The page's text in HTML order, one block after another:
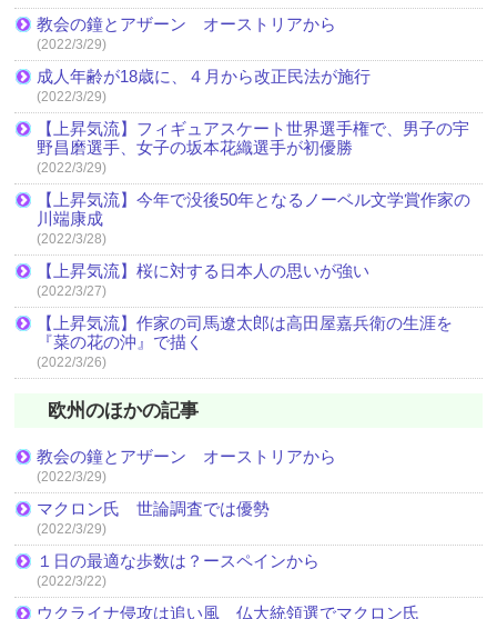
教会の鐘とアザーン オーストリアから
(2022/3/29)
成人年齢が18歳に、４月から改正民法が施行
(2022/3/29)
【上昇気流】フィギュアスケート世界選手権で、男子の宇
野昌磨選手、女子の坂本花織選手が初優勝
(2022/3/29)
【上昇気流】今年で没後50年となるノーベル文学賞作家の
川端康成
(2022/3/28)
【上昇気流】桜に対する日本人の思いが強い
(2022/3/27)
【上昇気流】作家の司馬遼太郎は高田屋嘉兵衛の生涯を
『菜の花の沖』で描く
(2022/3/26)
欧州のほかの記事
教会の鐘とアザーン オーストリアから
(2022/3/29)
マクロン氏 世論調査では優勢
(2022/3/29)
１日の最適な歩数は？ースペインから
(2022/3/22)
ウクライナ侵攻は追い風 仏大統領選でマクロン氏